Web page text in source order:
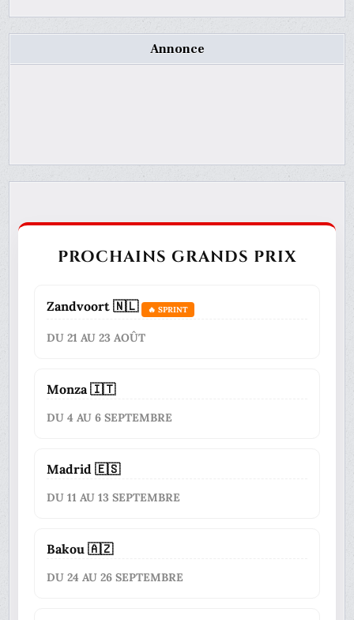
Annonce
PROCHAINS GRANDS PRIX
Zandvoort 🇳🇱 🔥 SPRINT
DU 21 AU 23 AOÛT
Monza 🇮🇹
DU 4 AU 6 SEPTEMBRE
Madrid 🇪🇸
DU 11 AU 13 SEPTEMBRE
Bakou 🇦🇿
DU 24 AU 26 SEPTEMBRE